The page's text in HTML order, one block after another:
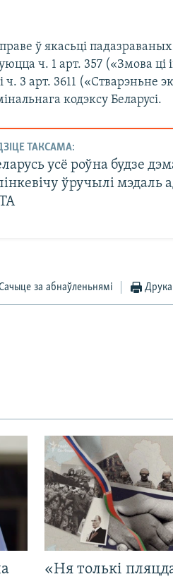
ў якасьці
ч. 1 арт. 357 («Змова ці
3 арт. 3611 («Стварэньне
кодэксу Беларусі.
ТАКСАМА:
усё роўна будзе
ўручылі мэдаль
за абнаўленьнямі
«Ня толькі